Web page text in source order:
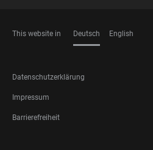
This website in Deutsch English
FOOTER
LEGAL
Datenschutzerklärung
Impressum
Barrierefreiheit